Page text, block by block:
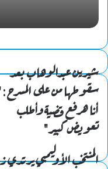
شيرين عبدالوهاب بعد
سقوطها من على المسرح
أنا هرفع قضية وأطلب
تعويض كبير"
المنتخب الأوليمبي يرتدي